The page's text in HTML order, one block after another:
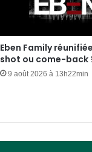
Eben Family
shot ou come-back
9 août 2026 à 13h22min